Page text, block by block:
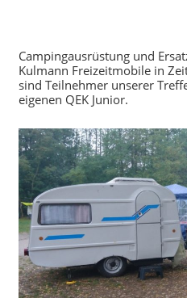
Campingausrüstung und
Kulmann Freizeitmobile in
sind Teilnehmer unserer
eigenen QEK Junior.